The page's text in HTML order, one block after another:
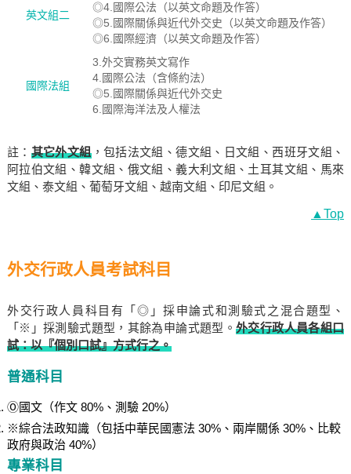
英文組二
◎4.國際公法（以英文命題及作答）
◎5.國際關係與近代外交史（以英文命題及作答）
◎6.國際經濟（以英文命題及作答）
國際法組
3.外交實務英文寫作
4.國際公法（含條約法）
◎5.國際關係與近代外交史
6.國際海洋法及人權法
註： 其它外文組，包括法文組、德文組、日文組、西班牙文組、
阿拉伯文組、韓文組、俄文組、義大利文組、土耳其文組、馬來
文組、泰文組、葡萄牙文組、越南文組、印尼文組。
▲Top
外交行政人員考試科目
外交行政人員科目有「◎」採申論式和測驗式之混合題型、
「※」採測驗式題型，其餘為申論式題型。外交行政人員各組口
試：以『個別口試』方式行之。
普通科目
Ⓞ國文（作文 80%、測驗 20%）
※綜合法政知識（包括中華民國憲法 30%、兩岸關係 30%、比較
政府與政治 40%）
專業科目